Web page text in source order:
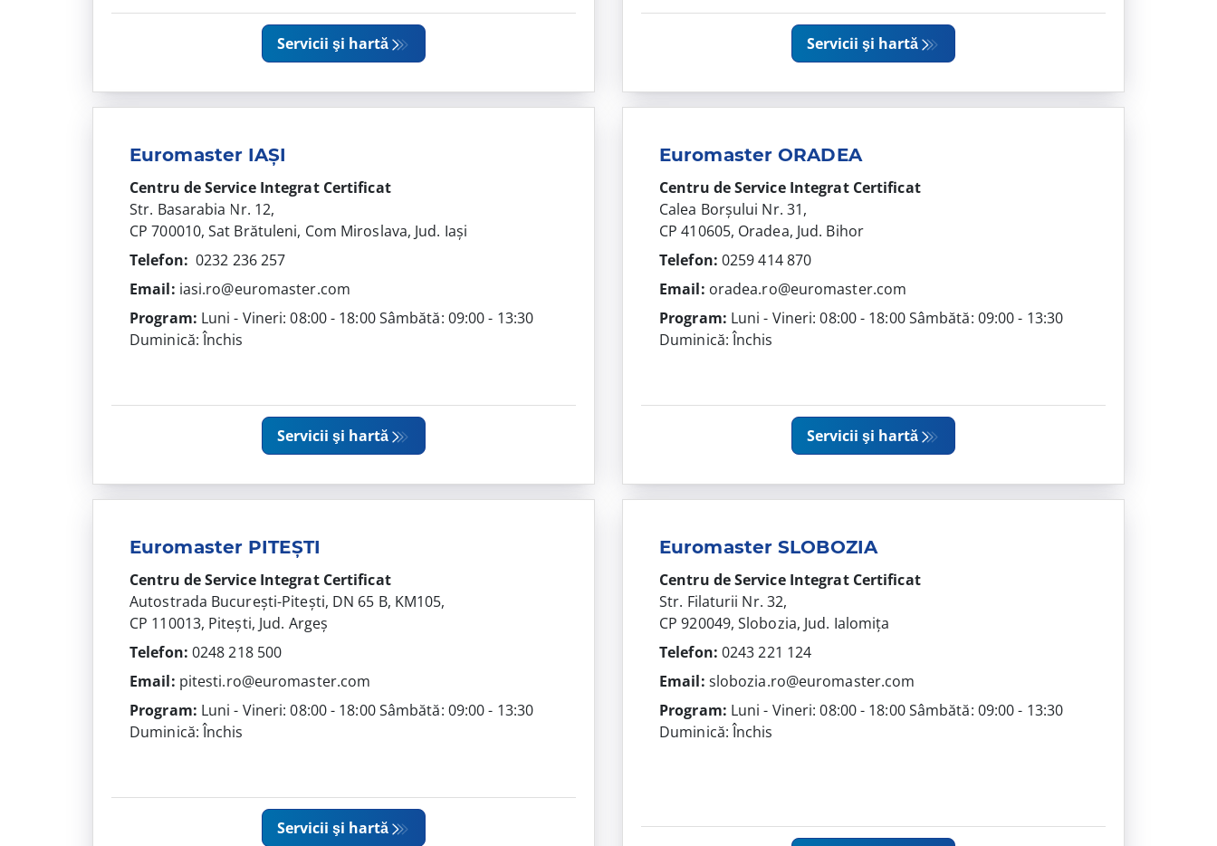
Servicii şi hartă Servicii şi hartă
Euromaster IAȘI
Centru de Service Integrat Certificat
Str. Basarabia Nr. 12,
CP 700010, Sat Brătuleni, Com Miroslava, Jud. Iași
Telefon: 0232 236 257
Email: iasi.ro@euromaster.com
Program: Luni - Vineri: 08:00 - 18:00 Sâmbătă: 09:00 - 13:30
Duminică: Închis
Servicii şi hartă
Euromaster ORADEA
Centru de Service Integrat Certificat
Calea Borșului Nr. 31,
CP 410605, Oradea, Jud. Bihor
Telefon: 0259 414 870
Email: oradea.ro@euromaster.com
Program: Luni - Vineri: 08:00 - 18:00 Sâmbătă: 09:00 - 13:30
Duminică: Închis
Servicii şi hartă
Euromaster PITEȘTI
Centru de Service Integrat Certificat
Autostrada București-Pitești, DN 65 B, KM105,
CP 110013, Pitești, Jud. Argeș
Telefon: 0248 218 500
Email: pitesti.ro@euromaster.com
Program: Luni - Vineri: 08:00 - 18:00 Sâmbătă: 09:00 - 13:30
Duminică: Închis
Servicii şi hartă
Euromaster SLOBOZIA
Centru de Service Integrat Certificat
Str. Filaturii Nr. 32,
CP 920049, Slobozia, Jud. Ialomița
Telefon: 0243 221 124
Email: slobozia.ro@euromaster.com
Program: Luni - Vineri: 08:00 - 18:00 Sâmbătă: 09:00 - 13:30
Duminică: Închis